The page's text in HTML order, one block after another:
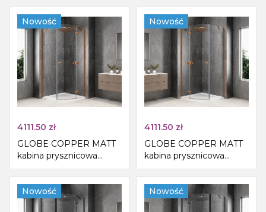
matowe, prawe
matowe, lewe
Nowość
4111.50 zł
GLOBE COPPER MATT
kabina prysznicowa
półokrągła
1000x1000mm, szkło
czyste, prawe
Nowość
4111.50 zł
GLOBE COPPER MATT
kabina prysznicowa
półokrągła
1000x1000mm, szkło
czyste, lewe
Nowość Nowość